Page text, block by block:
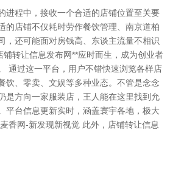
进程中，接收一个合适的店铺位置至关要
的店铺不仅耗时劳作餐饮管理、南京道柏
，还可能面对房钱高、东谈主流量不相识
铺转让信息发布网**应时而生，成为创业者
通过这一平台，用户不错快速浏览各样店
饮、零卖、文娱等多种业态。不管是念念
是方向一家服装店，王人能在这里找到允
平台信息更新实时，涵盖寰宇各地，极大
香网-新发现新视觉 此外，店铺转让信息